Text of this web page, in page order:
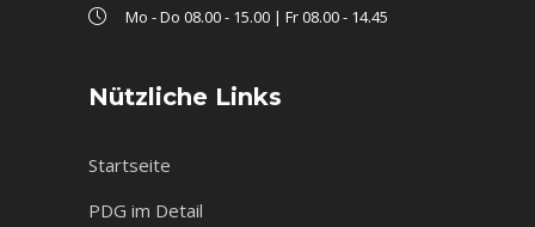
Mo - Do 08.00 - 15.00 | Fr 08.00 - 14.45
Nützliche Links
Startseite
PDG im Detail